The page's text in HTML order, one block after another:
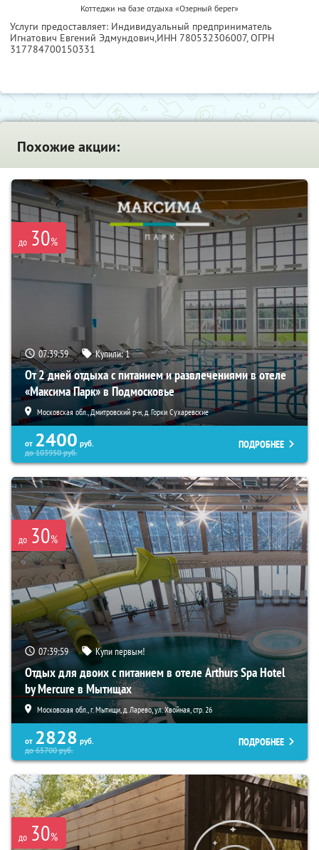
Коттеджи на базе отдыха «Озерный берег»
Услуги предоставляет: Индивидуальный предприниматель
Игнатович Евгений Эдмундович,ИНН 780532306007, ОГРН
317784700150331
Похожие акции:
до 30%
07:39:57 Купили:1
От 2 дней отдыха с питанием и развлечениями в отеле
«Максима Парк» в Подмосковье
Московская обл., Дмитровский р-н, д. Горки Сухаревские
от 2400 руб.
до103950руб.
ПОДРОБНЕЕ
до 30%
07:39:57 Купи первым!
Отдых для двоих с питанием в отеле Arthurs Spa Hotel
by Mercure в Мытищах
Московская обл., г. Мытищи, д. Ларево, ул. Хвойная, стр. 26
от 2828 руб.
до65700руб.
ПОДРОБНЕЕ
до 30%